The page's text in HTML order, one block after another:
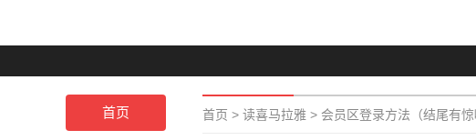
首页 首页 > 读喜马拉雅 > 会员区登录方法（结尾有惊